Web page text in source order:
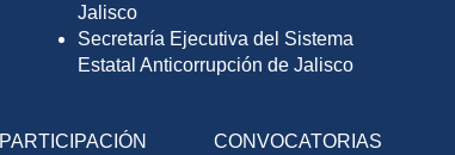
Jalisco
Secretaría Ejecutiva del Sistema
Estatal Anticorrupción de Jalisco
PARTICIPACIÓN
CONVOCATORIAS